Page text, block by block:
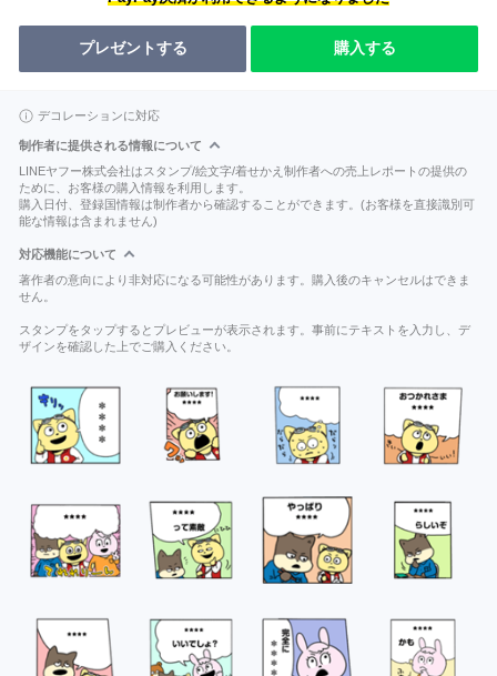
プレゼントする 購入する
デコレーションに対応
制作者に提供される情報について
LINEヤフー株式会社はスタンプ/絵文字/着せかえ制作者への売上レポートの提供の
ために、お客様の購入情報を利用します。
購入日付、登録国情報は制作者から確認することができます。(お客様を直接識別可
能な情報は含まれません)
対応機能について
著作者の意向により非対応になる可能性があります。購入後のキャンセルはできま
せん。
スタンプをタップするとプレビューが表示されます。事前にテキストを入力し、デ
ザインを確認した上でご購入ください。